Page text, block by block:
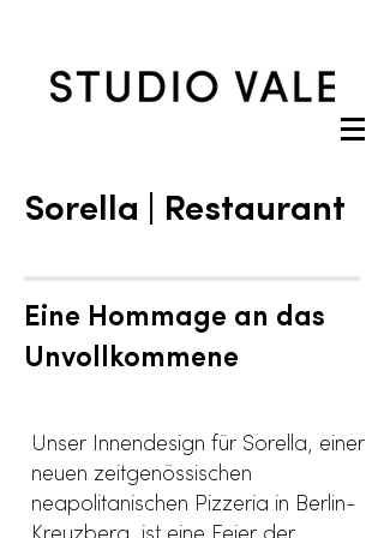
Sorella | Restaurant
Eine Hommage an das
Unvollkommene
Unser Innendesign für Sorella, einer
neuen zeitgenössischen
neapolitanischen Pizzeria in Berlin-